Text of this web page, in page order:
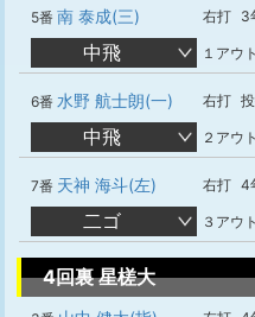
5番 南 泰成(三) 右打 3
中飛 １アウ
6番 水野 航士朗(一) 右打
中飛 ２アウ
7番 天神 海斗(左) 右打 4
二ゴ ３アウ
4回裏 星槎大